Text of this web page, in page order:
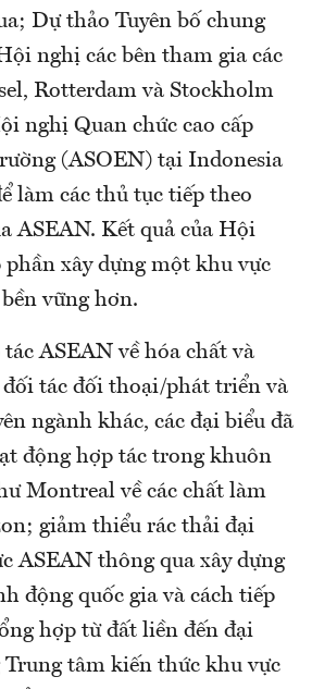
Dự thảo Tuyên bố chung
nghị các bên tham gia các
Rotterdam và Stockholm
nghị Quan chức cao cấp
(ASOEN) tại Indonesia
làm các thủ tục tiếp theo
ASEAN. Kết quả của Hội
phần xây dựng một khu vực
vững hơn.
ASEAN về hóa chất và
tác đối thoại/phát triển và
ngành khác, các đại biểu đã
động hợp tác trong khuôn
Montreal về các chất làm
giảm thiểu rác thải đại
ASEAN thông qua xây dựng
động quốc gia và cách tiếp
hợp từ đất liền đến đại
Trung tâm kiến thức khu vực